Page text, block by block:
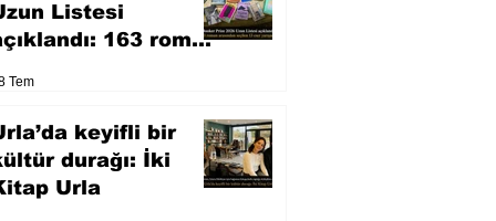
Listesi
163 roman
Tem
keyifli bir
durağı: İki
Urla